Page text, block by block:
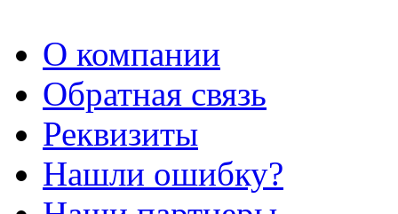
О компании
Обратная связь
Реквизиты
Нашли ошибку?